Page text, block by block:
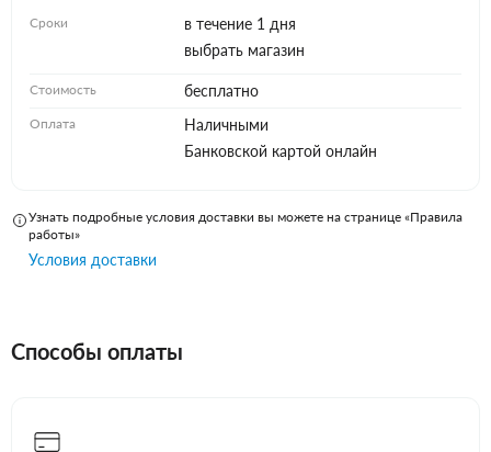
Сроки
в течение 1 дня
выбрать магазин
Стоимость бесплатно
Оплата
Наличными
Банковской картой онлайн
Узнать подробные условия доставки вы можете на странице «Правила
работы»
Условия доставки
Способы оплаты